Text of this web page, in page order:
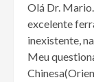
Olá Dr.
excelente
inexistente,
Meu